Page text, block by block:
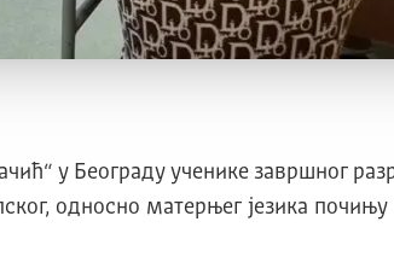
у Београду ученике завршног
односно матерњег језика